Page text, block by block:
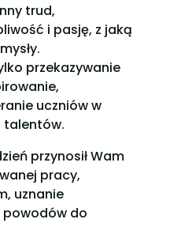
trud,
i pasję, z jaką
przekazywanie
uczniów w
talentów.
przynosił Wam
pracy,
uznanie
powodów do